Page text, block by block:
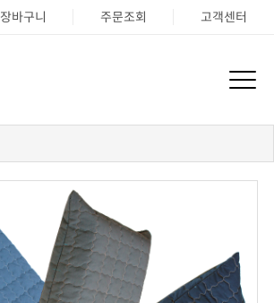
장바구니 주문조회 고객센터